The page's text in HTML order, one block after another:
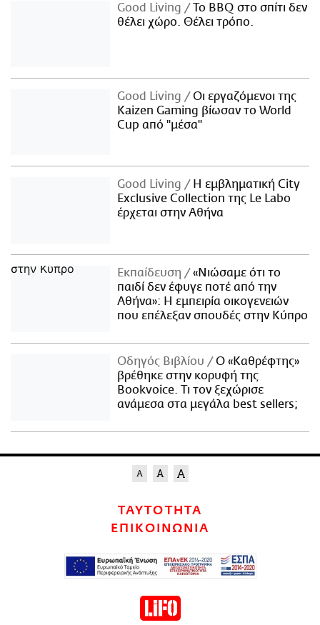
Good Living
Το BBQ στο σπίτι δεν
θέλει χώρο. Θέλει τρόπο.
Good Living
Οι εργαζόμενοι της
Kaizen Gaming βίωσαν το World
Cup από "μέσα"
Good Living
Η εμβληματική City
Exclusive Collection της Le Labo
έρχεται στην Αθήνα
Εκπαίδευση
«Νιώσαμε ότι το
παιδί δεν έφυγε ποτέ από την
Αθήνα»: Η εμπειρία οικογενειών
που επέλεξαν σπουδές στην Κύπρο
Οδηγός Βιβλίου
Ο «Καθρέφτης»
βρέθηκε στην κορυφή της
Bookvoice. Τι τον ξεχώρισε
ανάμεσα στα μεγάλα best sellers;
ΤΑΥΤΟΤΗΤΑ
ΕΠΙΚΟΙΝΩΝΙΑ